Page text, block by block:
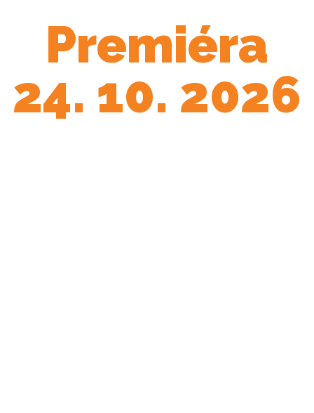
Premiéra
24. 10. 2026